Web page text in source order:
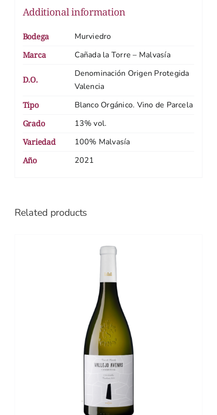
Additional information
Bodega
Murviedro
Marca
Cañada la Torre – Malvasía
D.O.
Denominación Origen Protegida
Valencia
Tipo
Blanco Orgánico. Vino de Parcela
Grado
13% vol.
Variedad
100% Malvasía
Año
2021
Related products
DETALLES